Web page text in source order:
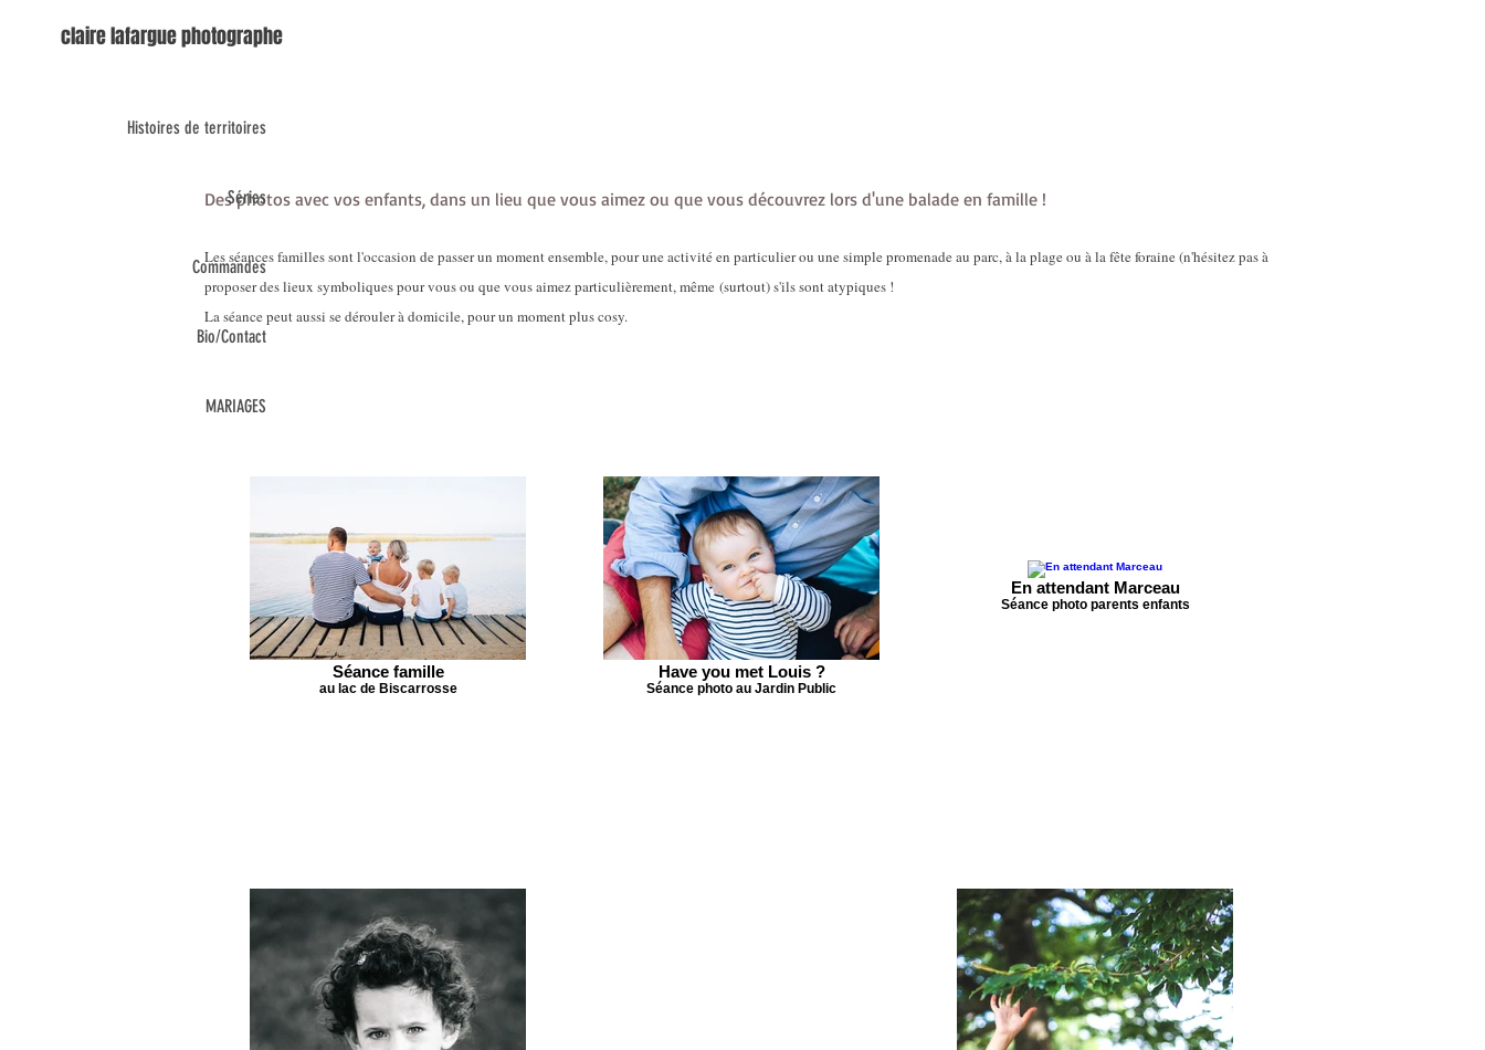
Histoires de territoires
Séries
Commandes
Bio/Contact
MARIAGES
claire lafargue photographe
Des photos avec vos enfants, dans un lieu que vous aimez ou que vous découvrez lors d'une balade en famille !
Les séances familles sont l'occasion de passer un moment ensemble, pour une activité en particulier ou une simple promenade au parc, à la plage ou à la fête foraine (n'hésitez pas à
proposer des lieux symboliques pour vous ou que vous aimez particulièrement, même (surtout)s'ils sont atypiques !
La séance peut aussi se dérouler à domicile, pour un moment plus cosy.
Séance famille
au lac de Biscarrosse
Have you met Louis ?
Séance photo au Jardin Public
En attendant Marceau
Séance photo parents enfants